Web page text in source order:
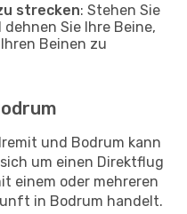
strecken: Stehen Sie
Sie Ihre Beine,
Beinen zu
und Bodrum kann
um einen Direktflug
einem oder mehreren
in Bodrum handelt.